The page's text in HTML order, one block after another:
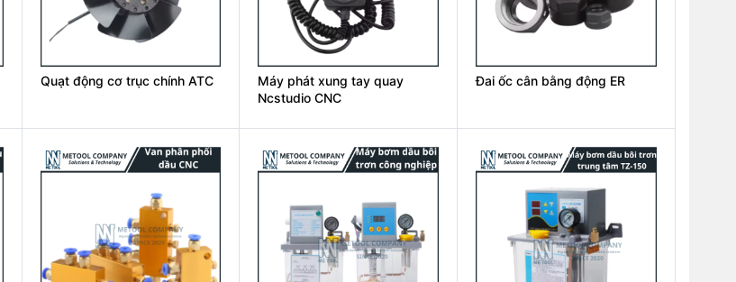
Quạt động cơ trục chính ATC
Máy phát xung tay quay
Ncstudio CNC
Đai ốc cân bằng động ER